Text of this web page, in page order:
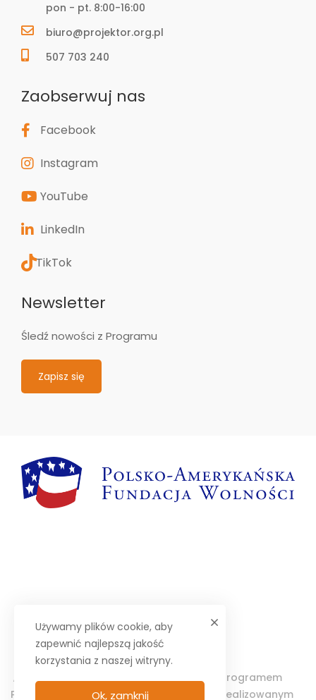
pon - pt. 8:00-16:00
biuro@projektor.org.pl
507 703 240
Zaobserwuj nas
Facebook
Instagram
YouTube
LinkedIn
TikTok
Newsletter
Śledź nowości z Programu
Zapisz się
„Projektor – Wolontariat Studencki” jest programem
Polsko-Amerykańskiej Fundacji Wolności realizowanym
Używamy plików cookie, aby
zapewnić najlepszą jakość
korzystania z naszej witryny.
Ok, zamknij